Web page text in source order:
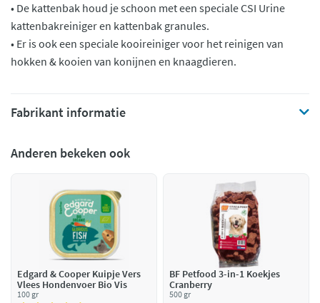
• De kattenbak houd je schoon met een speciale CSI Urine
kattenbakreiniger en kattenbak granules.
• Er is ook een speciale kooireiniger voor het reinigen van
hokken & kooien van konijnen en knaagdieren.
Fabrikant informatie
Anderen bekeken ook
Edgard & Cooper Kuipje Vers
Vlees Hondenvoer Bio Vis
100 gr
BF Petfood 3-in-1 Koekjes
Cranberry
500 gr